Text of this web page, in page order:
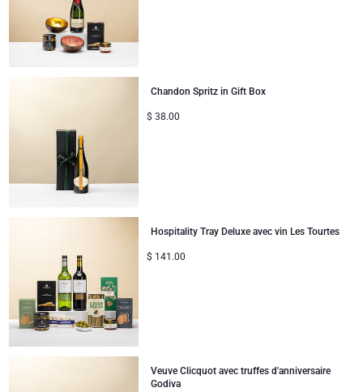
Chandon Spritz in Gift Box
$ 38.00
Hospitality Tray Deluxe avec vin Les Tourtes
$ 141.00
Veuve Clicquot avec truffes d'anniversaire
Godiva